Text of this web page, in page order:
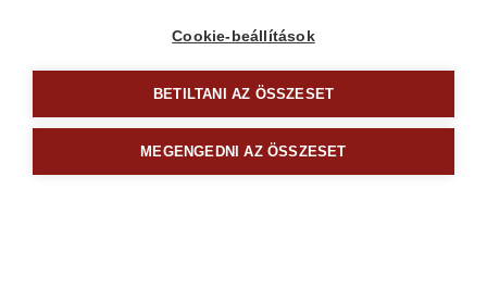
Következő
Cookie-beállítások
BETILTANI AZ ÖSSZESET
MEGENGEDNI AZ ÖSSZESET